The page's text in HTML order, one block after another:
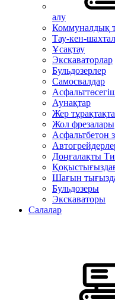
алу
Коммуналдық
Тау-кен-
Ұсақтау
Экскаваторлар
Бульдозерлер
Самосвалдар
Аунақтар
Жер
Жол фрезалары
Асфальтбетон
Доңғалақты
Шағын
Бульдозеры
Экскаваторы
Салалар